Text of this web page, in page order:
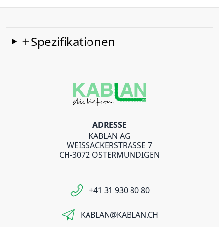
Spezifikationen
ADRESSE
KABLAN AG
WEISSACKERSTRASSE 7
CH-3072 OSTERMUNDIGEN
+41 31 930 80 80
KABLAN@KABLAN.CH